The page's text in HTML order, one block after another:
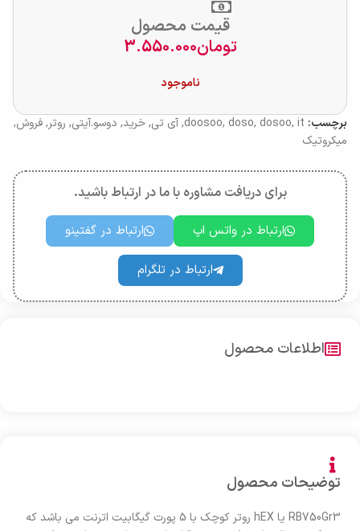
قیمت محصول
تومان3.550.000
ناموجود
برچسب: doosoo, doso, dosoo, it
,آی تی,خرید, دوسو.آیتی, روتر,فروش,
میکروتیک
برای دریافت مشاوره با ما در ارتباط باشید.
ارتباط در واتس اپ ارتباط در گفتینو
ارتباط در تلگرام
توضیحات محصول
RB750Gr3 یا hEX روتر کوچک با 5 پورت گیگابیت اترنت می باشد که
اطلاعات محصول